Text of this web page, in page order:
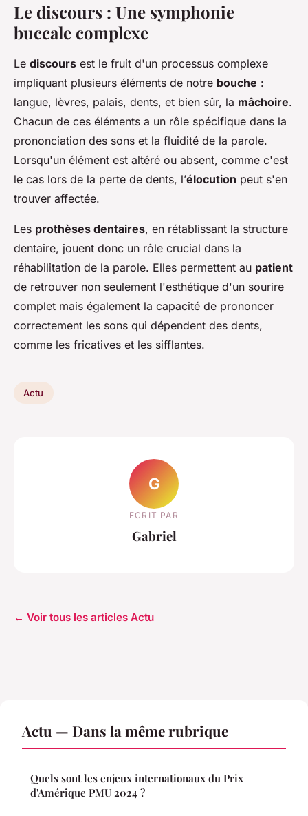
Le discours : Une symphonie
buccale complexe
Le discours est le fruit d'un processus complexe
impliquant plusieurs éléments de notre bouche :
langue, lèvres, palais, dents, et bien sûr, la mâchoire.
Chacun de ces éléments a un rôle spécifique dans la
prononciation des sons et la fluidité de la parole.
Lorsqu'un élément est altéré ou absent, comme c'est
le cas lors de la perte de dents, l’élocution peut s'en
trouver affectée.
Les prothèses dentaires, en rétablissant la structure
dentaire, jouent donc un rôle crucial dans la
réhabilitation de la parole. Elles permettent au patient
de retrouver non seulement l'esthétique d'un sourire
complet mais également la capacité de prononcer
correctement les sons qui dépendent des dents,
comme les fricatives et les sifflantes.
Actu
G
ECRIT PAR
Gabriel
← Voir tous les articles Actu
Actu — Dans la même rubrique
Quels sont les enjeux internationaux du Prix
d'Amérique PMU 2024 ?